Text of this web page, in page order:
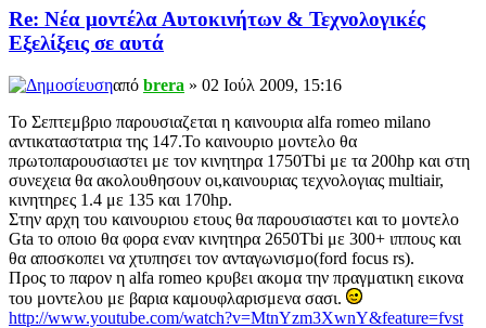
Re: Νέα μοντέλα Αυτοκινήτων & Τεχνολογικές
Εξελίξεις σε αυτά
από brera » 02 Ιούλ 2009, 15:16
To Σεπτεμβριο παρουσιαζεται η καινουρια alfa romeo milano
αντικαταστατρια της 147.Το καινουριο μοντελο θα
πρωτοπαρουσιαστει με τον κινητηρα 1750Tbi με τα 200hp και στη
συνεχεια θα ακολουθησουν οι,καινουριας τεχνολογιας multiair,
κινητηρες 1.4 με 135 και 170hp.
Στην αρχη του καινουριου ετους θα παρουσιαστει και το μοντελο
Gta το οποιο θα φορα εναν κινητηρα 2650Tbi με 300+ ιππους και
θα αποσκοπει να χτυπησει τον ανταγωνισμο(ford focus rs).
Προς το παρον η alfa romeo κρυβει ακομα την πραγματικη εικονα
του μοντελου με βαρια καμουφλαρισμενα σασι.
http://www.youtube.com/watch?v=MtnYzm3XwnY&feature=fvst